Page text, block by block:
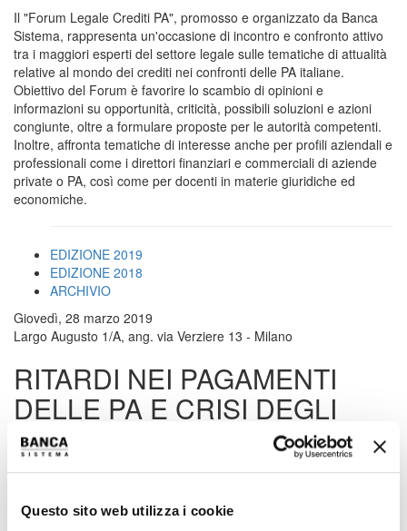
Questo sito web utilizza i cookie
Il "Forum Legale Crediti PA", promosso e organizzato da Banca
Sistema, rappresenta un'occasione di incontro e confronto attivo
tra i maggiori esperti del settore legale sulle tematiche di attualità
relative al mondo dei crediti nei confronti delle PA italiane.
Obiettivo del Forum è favorire lo scambio di opinioni e
informazioni su opportunità, criticità, possibili soluzioni e azioni
congiunte, oltre a formulare proposte per le autorità competenti.
Inoltre, affronta tematiche di interesse anche per profili aziendali e
professionali come i direttori finanziari e commerciali di aziende
private o PA, così come per docenti in materie giuridiche ed
economiche.
EDIZIONE 2019
EDIZIONE 2018
ARCHIVIO
Giovedì, 28 marzo 2019
Largo Augusto 1/A, ang. via Verziere 13 - Milano
RITARDI NEI PAGAMENTI
DELLE PA E CRISI DEGLI
ENTI LOCALI:
COSA È STATO FATTO E
COSA SI PUÒ ANCORA FARE